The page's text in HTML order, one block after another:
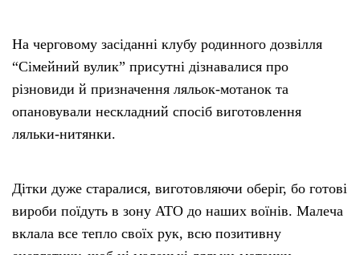
На черговому засіданні клубу родинного дозвілля
“Сімейний вулик” присутні дізнавалися про
різновиди й призначення ляльок-мотанок та
опановували нескладний спосіб виготовлення
ляльки-нитянки.
Дітки дуже старалися, виготовляючи оберіг, бо готові
вироби поїдуть в зону АТО до наших воїнів. Малеча
вклала все тепло своїх рук, всю позитивну